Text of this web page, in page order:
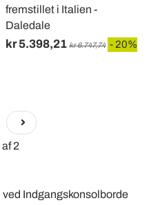
fremstillet i Italien -
Daledale
kr 5.398,21 kr 6.747,74 - 20%
af 2
Indgangskonsolborde